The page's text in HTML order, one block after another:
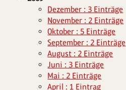
Dezember : 3 Einträge
November : 2 Einträge
Oktober : 5 Einträge
September : 2 Einträge
August : 2 Einträge
Juni : 3 Einträge
Mai : 2 Einträge
April : 1 Eintrag